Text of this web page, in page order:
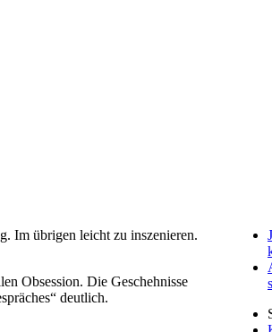
Im übrigen leicht zu inszenieren.
Obsession. Die Geschehnisse
deutlich.